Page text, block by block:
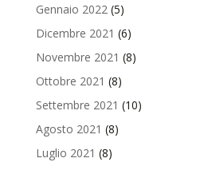
Gennaio 2022 (5)
Dicembre 2021 (6)
Novembre 2021 (8)
Ottobre 2021 (8)
Settembre 2021 (10)
Agosto 2021 (8)
Luglio 2021 (8)